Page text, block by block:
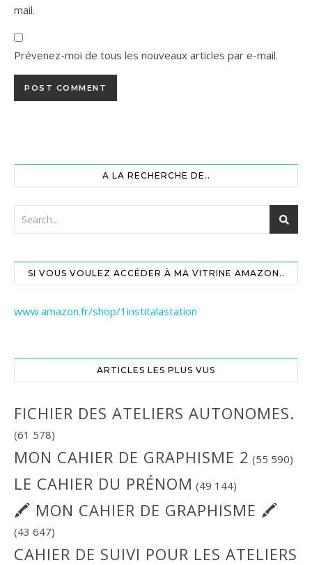
mail.
Prévenez-moi de tous les nouveaux articles par e-mail.
A LA RECHERCHE DE..
SI VOUS VOULEZ ACCÉDER À MA VITRINE AMAZON..
www.amazon.fr/shop/1institalastation
ARTICLES LES PLUS VUS
FICHIER DES ATELIERS AUTONOMES.
(61 578)
MON CAHIER DE GRAPHISME 2 (55 590)
LE CAHIER DU PRÉNOM (49 144)
🖍 MON CAHIER DE GRAPHISME 🖍
(43 647)
CAHIER DE SUIVI POUR LES ATELIERS